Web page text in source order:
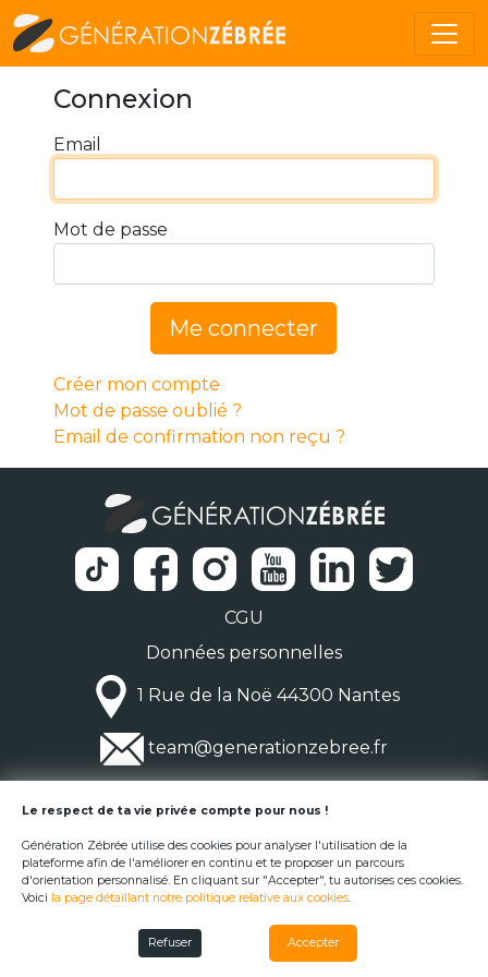
Connexion
Email
Mot de passe
Me connecter
Créer mon compte
Mot de passe oublié ?
Email de confirmation non reçu ?
CGU
Données personnelles
1 Rue de la Noë 44300 Nantes
team@generationzebree.fr
© Génération Zébrée 2026
Le respect de ta vie privée compte pour nous !
Génération Zébrée utilise des cookies pour analyser l'utilisation de la
plateforme afin de l'améliorer en continu et te proposer un parcours
d'orientation personnalisé. En cliquant sur "Accepter", tu autorises ces cookies.
Voici la page détaillant notre politique relative aux cookies.
Refuser Accepter